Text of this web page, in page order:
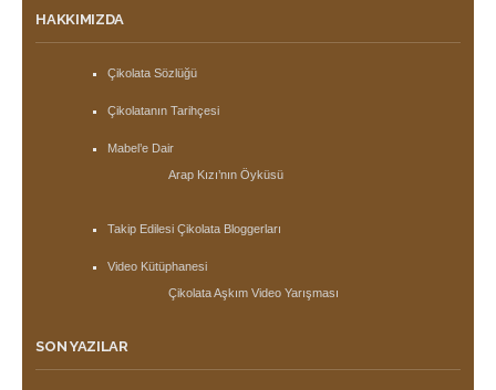
HAKKIMIZDA
Çikolata Sözlüğü
Çikolatanın Tarihçesi
Mabel’e Dair
Arap Kızı’nın Öyküsü
Takip Edilesi Çikolata Bloggerları
Video Kütüphanesi
Çikolata Aşkım Video Yarışması
SON YAZILAR